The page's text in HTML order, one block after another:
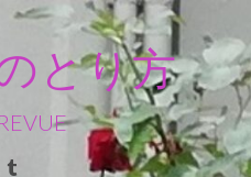
とり方
Tumblr